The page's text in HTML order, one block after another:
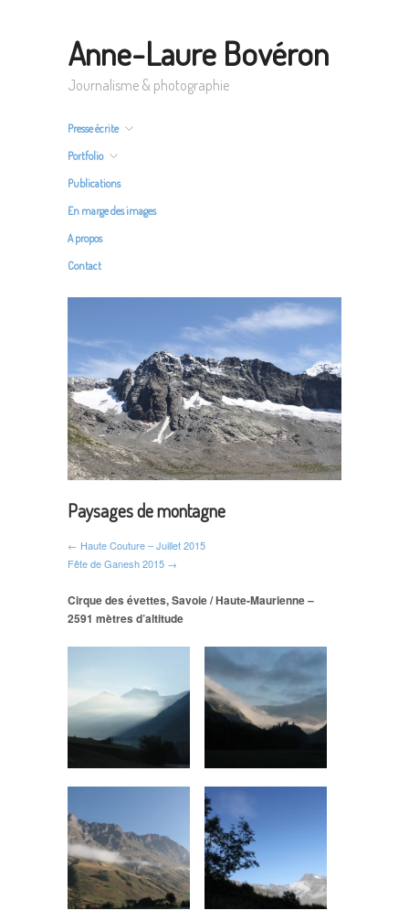
Anne-Laure Bovéron
Journalisme & photographie
Presse écrite
Portfolio
Publications
En marge des images
A propos
Contact
Paysages de montagne
← Haute Couture – Juillet 2015
Fête de Ganesh 2015 →
Cirque des évettes, Savoie / Haute-Maurienne –
2591 mètres d’altitude